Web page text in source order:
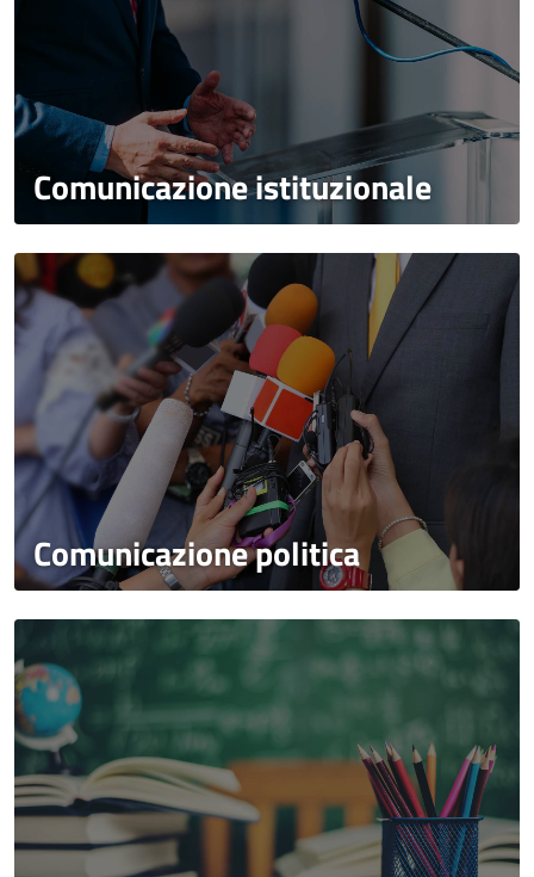
Comunicazione istituzionale
Comunicazione politica